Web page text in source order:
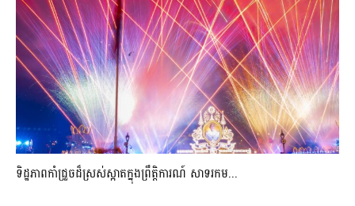
ទិដ្ឋភាពកាំជ្រួចដ៏ស្រស់ស្អាត​ក្នុងព្រឹត្តិការណ៍​ សាទរកម...